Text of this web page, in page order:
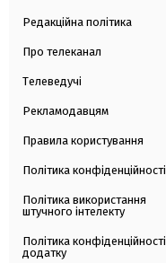
Редакційна політика
Про телеканал
Телеведучі
Рекламодавцям
Правила користування
Політика конфіденційності
Політика використання
штучного інтелекту
Політика конфіденційності
додатку